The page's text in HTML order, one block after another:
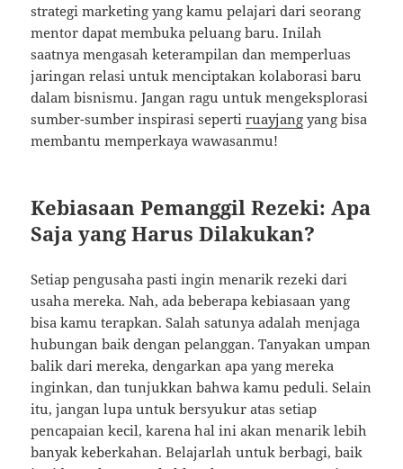
strategi marketing yang kamu pelajari dari seorang
mentor dapat membuka peluang baru. Inilah
saatnya mengasah keterampilan dan memperluas
jaringan relasi untuk menciptakan kolaborasi baru
dalam bisnismu. Jangan ragu untuk mengeksplorasi
sumber-sumber inspirasi sepertiruayjang yang bisa
membantu memperkaya wawasanmu!
Kebiasaan Pemanggil Rezeki: Apa
Saja yang Harus Dilakukan?
Setiap pengusaha pasti ingin menarik rezeki dari
usaha mereka. Nah, ada beberapa kebiasaan yang
bisa kamu terapkan. Salah satunya adalah menjaga
hubungan baik dengan pelanggan. Tanyakan umpan
balik dari mereka, dengarkan apa yang mereka
inginkan, dan tunjukkan bahwa kamu peduli. Selain
itu, jangan lupa untuk bersyukur atas setiap
pencapaian kecil, karena hal ini akan menarik lebih
banyak keberkahan. Belajarlah untuk berbagi, baik